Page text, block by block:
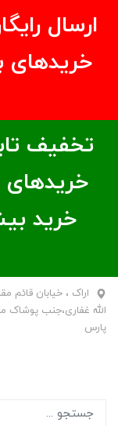
ارسال
خریدهای بالای ۵/
تخفیف
خرید
اراک ، خیابان قائم
الله غفاری،جنب پوشاک
پارس